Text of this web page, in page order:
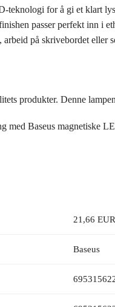
teknologi for å gi et klart
passer perfekt inn i
på skrivebordet eller
produkter. Denne
med Baseus magnetiske
21,66
Baseus